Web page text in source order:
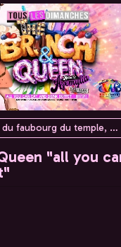
77, rue du faubourg du temple, 75010 Paris, France
"all you